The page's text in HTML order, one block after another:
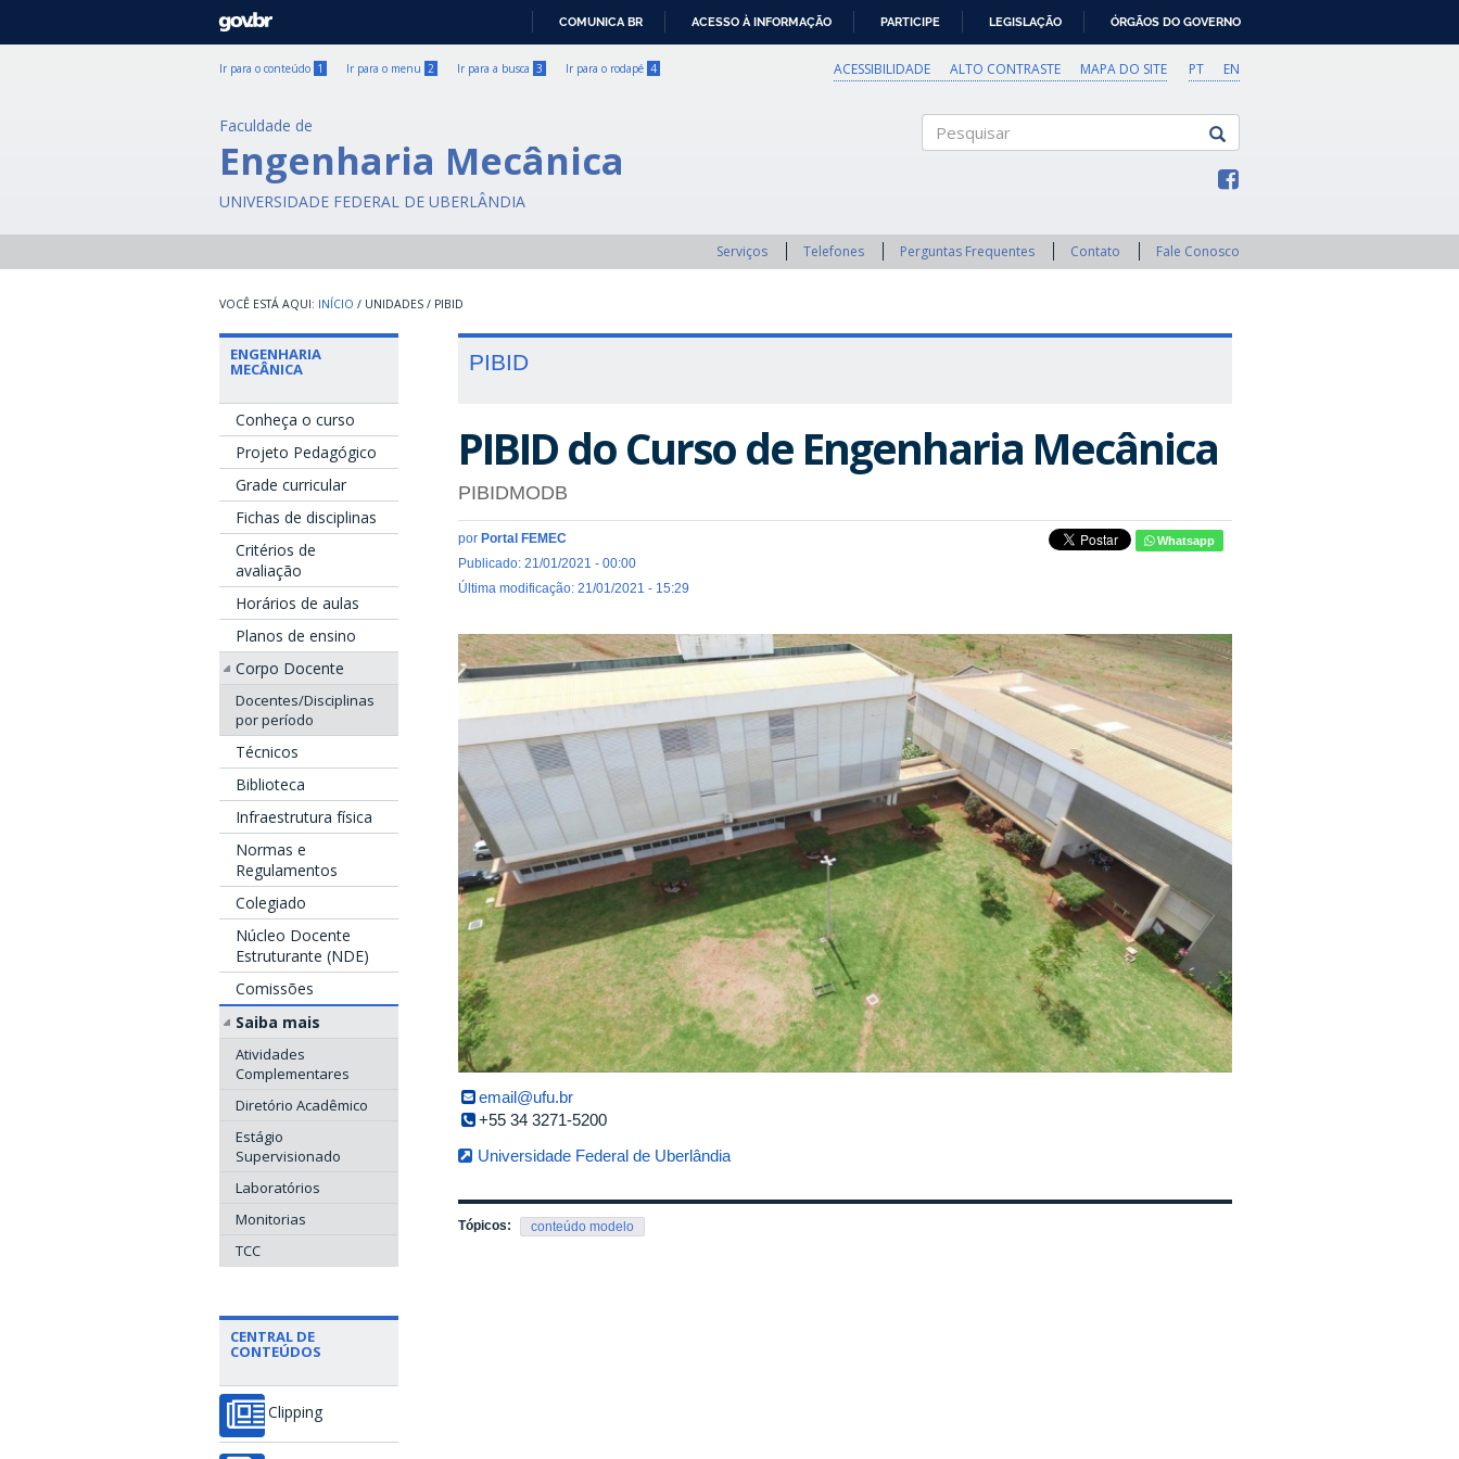
GOVBR
COMUNICA BR ACESSO À INFORMAÇÃO PARTICIPE LEGISLAÇÃO ÓRGÃOS DO GOVERNO
Ir para o conteúdo 1 Ir para o menu 2 Ir para a busca 3 Ir para o rodapé 4 PT EN
ACESSIBILIDADE ALTO CONTRASTE MAPA DO SITE
Faculdade de
Engenharia Mecânica
UNIVERSIDADE FEDERAL DE UBERLÂNDIA
Serviços Telefones Perguntas Frequentes Contato Fale Conosco
INÍCIO / UNIDADES / PIBID
ENGENHARIA
MECÂNICA
Conheça o curso
Projeto Pedagógico
Grade curricular
Fichas de disciplinas
Critérios de
avaliação
Horários de aulas
Planos de ensino
Corpo Docente
Docentes/Disciplinas
por período
Técnicos
Biblioteca
Infraestrutura física
Normas e
Regulamentos
Colegiado
Núcleo Docente
Estruturante (NDE)
Comissões
Saiba mais
Atividades
Complementares
Diretório Acadêmico
Estágio
Supervisionado
Laboratórios
Monitorias
TCC
CENTRAL DE
CONTEÚDOS
Clipping
PIBID
PIBID do Curso de Engenharia Mecânica
PIBIDMODB
por Portal FEMEC
Publicado: 21/01/2021 - 00:00
Última modificação: 21/01/2021 - 15:29
Whatsapp
email@ufu.br
+55 34 3271-5200
Universidade Federal de Uberlândia
Tópicos: conteúdo modelo